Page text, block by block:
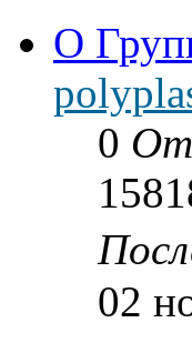
О
0
02